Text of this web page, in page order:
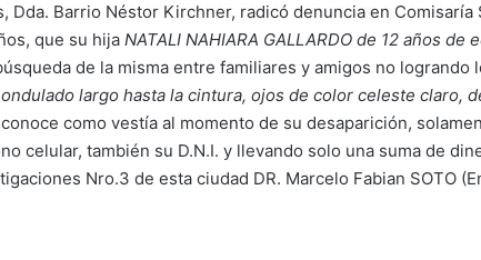
Dda. Barrio Néstor Kirchner, radicó denuncia en
que su hija NATALI NAHIARA GALLARDO de 12 años de
de la misma entre familiares y amigos no logrando
largo hasta la cintura, ojos de color celeste claro,
como vestía al momento de su desaparición,
celular, también su D.N.I. y llevando solo una suma de
Nro.3 de esta ciudad DR. Marcelo Fabian SOTO